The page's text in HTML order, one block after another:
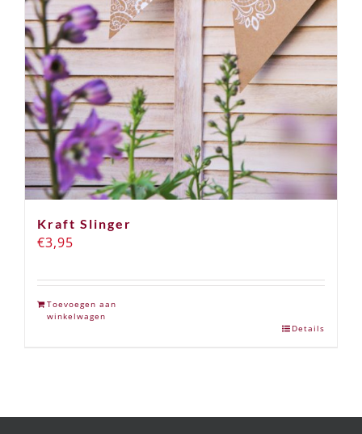
Kraft Slinger
€3,95
Toevoegen aan
winkelwagen
Details